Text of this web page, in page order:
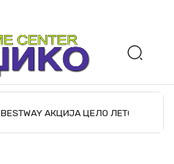
BESTWAY АКЦИЈА ЦЕЛО ЛЕТО